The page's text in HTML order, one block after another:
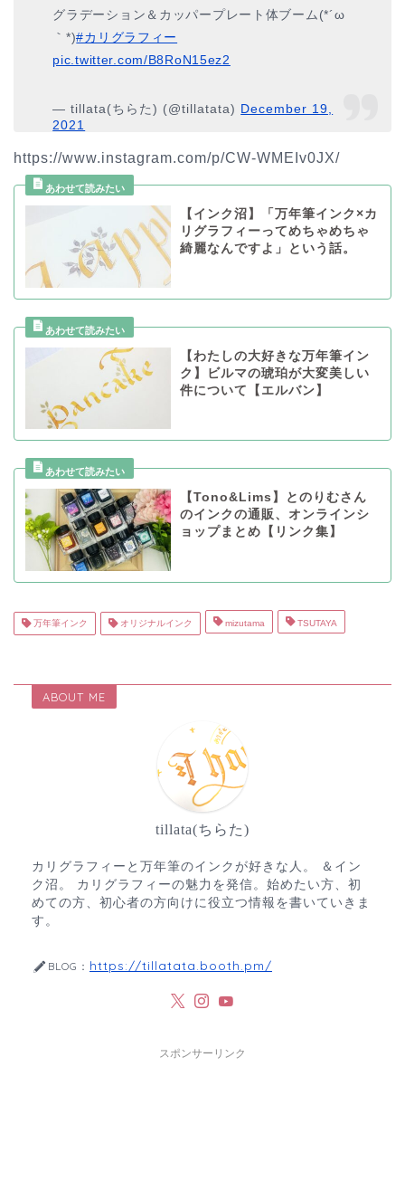
グラデーション＆カッパープレート体ブーム(*´ω
｀*)#カリグラフィー
pic.twitter.com/B8RoN15ez2
— tillata(ちらた) (@tillatata) December 19,
2021
https://www.instagram.com/p/CW-WMEIv0JX/
【インク沼】「万年筆インク×カ
リグラフィーってめちゃめちゃ
綺麗なんですよ」という話。
【わたしの大好きな万年筆イン
ク】ビルマの琥珀が大変美しい
件について【エルバン】
【Tono&Lims】とのりむさん
のインクの通販、オンラインシ
ョップまとめ【リンク集】
万年筆インク オリジナルインク mizutama TSUTAYA
ABOUT ME
tillata(ちらた)
カリグラフィーと万年筆のインクが好きな人。 ＆イン
ク沼。 カリグラフィーの魅力を発信。始めたい方、初
めての方、初心者の方向けに役立つ情報を書いていきま
す。
BLOG： https://tillatata.booth.pm/
スポンサーリンク